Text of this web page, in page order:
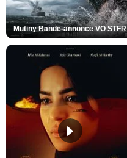
Mutiny Bande-annonce VO STFR